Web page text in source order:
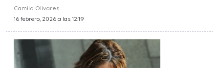
Camila Olivares
16 febrero, 2026 a las 12:19